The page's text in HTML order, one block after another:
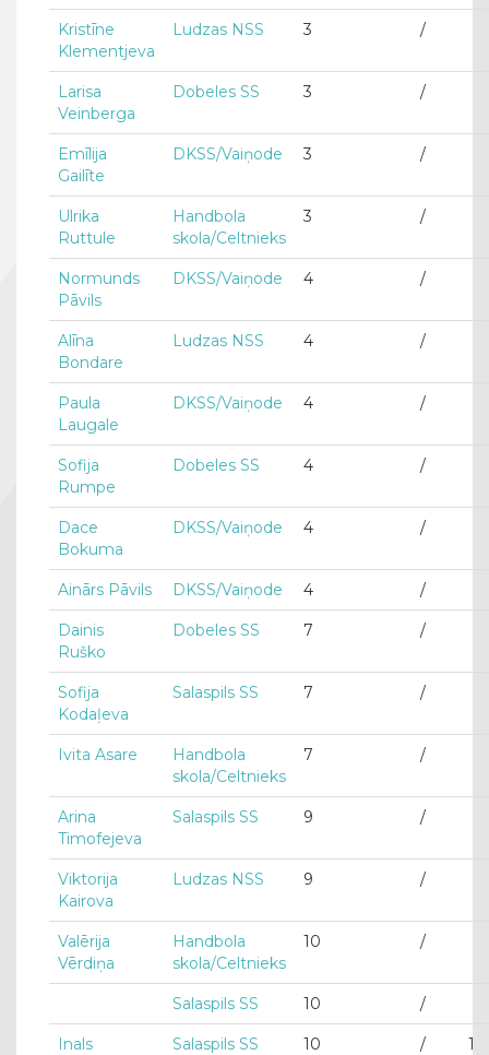
Kristīne
Klementjeva
Ludzas NSS 3 /
Larisa
Veinberga
Dobeles SS 3 /
Emīlija
Gailīte
DKSS/Vaiņode 3 /
Ulrika
Ruttule
Handbola
skola/Celtnieks
3 /
Normunds
Pāvils
DKSS/Vaiņode 4 /
Alīna
Bondare
Ludzas NSS 4 /
Paula
Laugale
DKSS/Vaiņode 4 /
Sofija
Rumpe
Dobeles SS 4 /
Dace
Bokuma
DKSS/Vaiņode 4 /
Ainārs Pāvils DKSS/Vaiņode 4 /
Dainis
Ruško
Dobeles SS 7 /
Sofija
Kodaļeva
Salaspils SS 7 /
Ivita Asare
Handbola
skola/Celtnieks
7 /
Arina
Timofejeva
Salaspils SS 9 /
Viktorija
Kairova
Ludzas NSS 9 /
Valērija
Vērdiņa
Handbola
skola/Celtnieks
10 /
Salaspils SS 10 /
Inals
Salaspils SS 10 / 1